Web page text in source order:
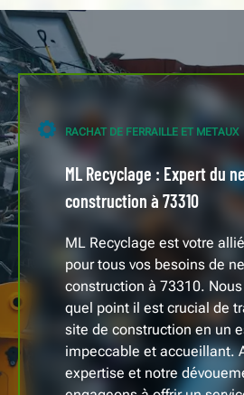
RACHAT DE FERRAILLE ET METAUX
ML Recyclage : Expert du
construction à 73310
ML Recyclage est votre
pour tous vos besoins de
construction à 73310.
quel point il est crucial de
site de construction en un
impeccable et accueillant.
expertise et notre